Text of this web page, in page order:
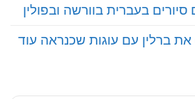
ברלין עם עוגות שכנראה עוד